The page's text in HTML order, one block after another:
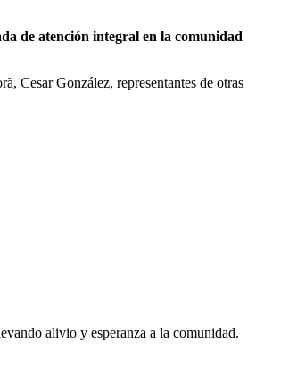
de atención integral en la comunidad
Cesar González, representantes de otras
alivio y esperanza a la comunidad.